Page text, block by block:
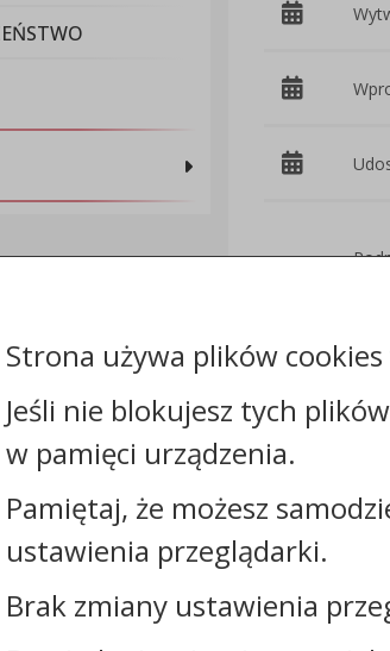
Kontakt:
tel.:
faks:
Strona używa plików
Jeśli nie blokujesz tych
w pamięci urządzenia.
Pamiętaj, że możesz
ustawienia przeglądarki.
Brak zmiany ustawienia